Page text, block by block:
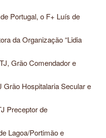
Portugal, o F+ Luís de
da Organização “Lidia
Grão Comendador e
Hospitalaria Secular e
Preceptor de
Lagoa/Portimão e